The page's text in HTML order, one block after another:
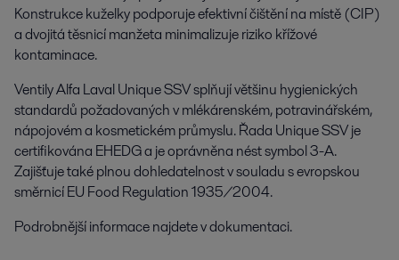
Konstrukce kuželky podporuje efektivní čištění na místě (CIP)
a dvojitá těsnicí manžeta minimalizuje riziko křížové
kontaminace.
Ventily Alfa Laval Unique SSV splňují většinu hygienických
standardů požadovaných v mlékárenském, potravinářském,
nápojovém a kosmetickém průmyslu. Řada Unique SSV je
certifikována EHEDG a je oprávněna nést symbol 3-A.
Zajišťuje také plnou dohledatelnost v souladu s evropskou
směrnicí EU Food Regulation 1935/2004.
Podrobnější informace najdete v dokumentaci.